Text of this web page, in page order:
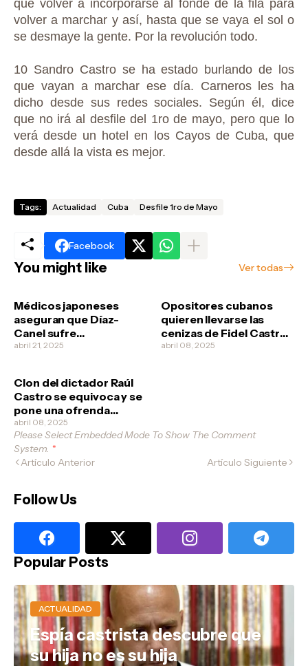
que volver a incorporarse al fonde de la fila para
volver a marchar y así, hasta que se vaya el sol o
se desmaye la gente. Por la revolución todo.
10 Sandro Castro se ha estado burlando de los
que vayan a marchar ese día. Carneros les ha
dicho desde sus redes sociales. Según él, dice
que no irá al desfile del 1ro de mayo, pero que lo
verá desde un hotel en los Cayos de Cuba, que
desde allá la vista es mejor.
Tags: Actualidad Cuba Desfile 1ro de Mayo
Facebook
You might like Ver todas
Médicos japoneses
aseguran que Díaz-
Canel sufre
esquizofrenia
abril 21, 2025
Opositores cubanos
quieren llevarse las
cenizas de Fidel Castro
no vaya a ser que los
abril 08, 2025
Clon del dictador Raúl
Castro se equivoca y se
pone una ofrenda
funeral a él mismo
abril 08, 2025
Please Select Embedded Mode To Show The Comment
System. *
Artículo Anterior
Artículo Siguiente
Follow Us
Popular Posts
ACTUALIDAD
Espía castrista descubre que
su hija no es su hija